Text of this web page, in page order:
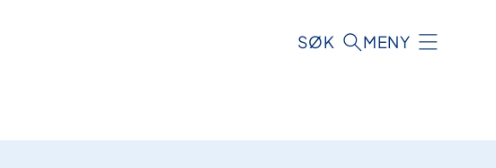
SØK MENY